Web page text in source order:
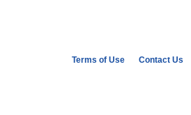
Terms of Use Contact Us